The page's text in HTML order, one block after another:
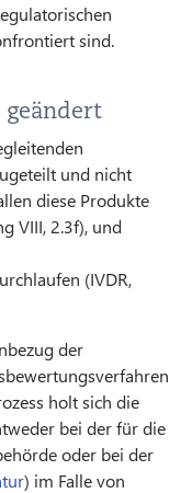
sind.
und nicht
diese Produkte
VIII, 2.3f), und
(IVDR,
der
holt sich die
bei der für die
oder bei der
) im Falle von